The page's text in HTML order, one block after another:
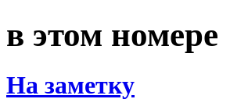
в этом номере
На заметку